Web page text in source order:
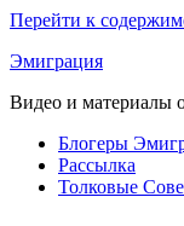
Перейти к
Эмиграция
Видео и материалы
Блогеры
Рассылка
Толковые